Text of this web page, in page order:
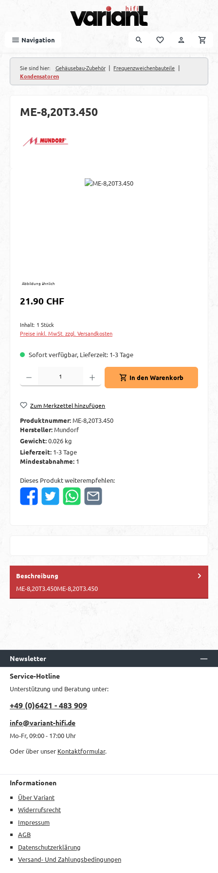
Navigation
Sie sind hier: Gehäusebau-Zubehör | Frequenzweichenbauteile |
Kondensatoren
ME-8,20T3.450
Bildergalerie überspringen
Abbildung ähnlich
Regulärer Preis:
21.90 CHF
Inhalt: 1 Stück
Preise inkl. MwSt. zzgl. Versandkosten
Sofort verfügbar, Lieferzeit: 1-3 Tage
Produkt Anzahl: Gib den gewünschten Wert ein oder benutze die Schaltflächen
In den Warenkorb
Zum Merkzettel hinzufügen
Produktnummer: ME-8,20T3.450
Hersteller: Mundorf
Gewicht:0.026 kg
Lieferzeit: 1-3 Tage
Mindestabnahme: 1
Dieses Produkt weiterempfehlen:
Beschreibung
ME-8,20T3.450ME-8,20T3.450
Newsletter
Service-Hotline
Unterstützung und Beratung unter:
+49 (0)6421 - 483 909
info@variant-hifi.de
Mo-Fr, 09:00 - 17:00 Uhr
Oder über unser Kontaktformular.
Informationen
Über Variant
Widerrufsrecht
Impressum
AGB
Datenschutzerklärung
Versand- Und Zahlungsbedingungen